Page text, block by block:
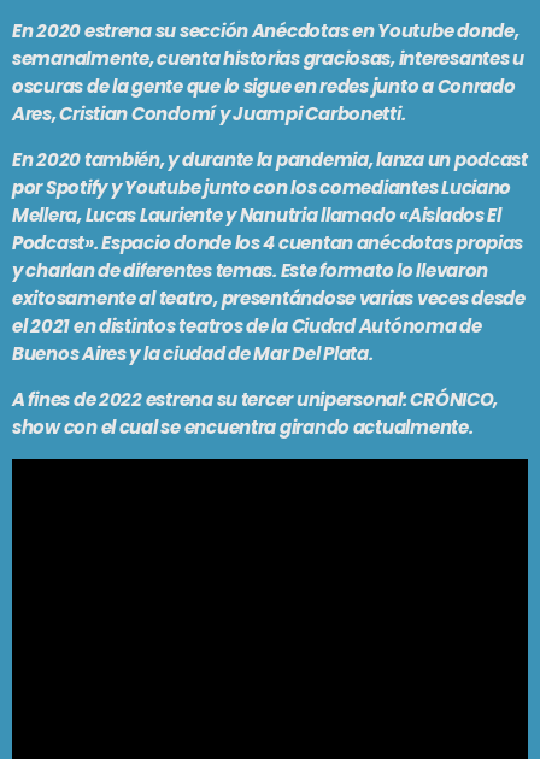
9:00 pm - 11:00 pm
MÁLAGA COOL NIGHTS
En 2020 estrena su sección Anécdotas en Youtube donde,
semanalmente, cuenta historias graciosas, interesantes u
oscuras de la gente que lo sigue en redes junto a Conrado
Ares, Cristian Condomí y Juampi Carbonetti.
En 2020 también, y durante la pandemia, lanza un podcast
por Spotify y Youtube junto con los comediantes Luciano
Mellera, Lucas Lauriente y Nanutria llamado «Aislados El
Podcast». Espacio donde los 4 cuentan anécdotas propias
y charlan de diferentes temas. Este formato lo llevaron
exitosamente al teatro, presentándose varias veces desde
el 2021 en distintos teatros de la Ciudad Autónoma de
Buenos Aires y la ciudad de Mar Del Plata.
A fines de 2022 estrena su tercer unipersonal: CRÓNICO,
show con el cual se encuentra girando actualmente.